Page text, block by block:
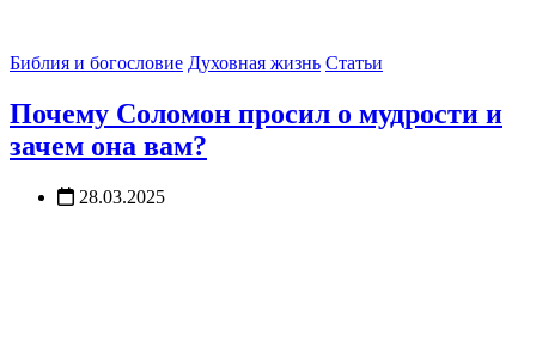
Библия и богословие Духовная жизнь Статьи
Почему Соломон просил о мудрости и
зачем она вам?
28.03.2025